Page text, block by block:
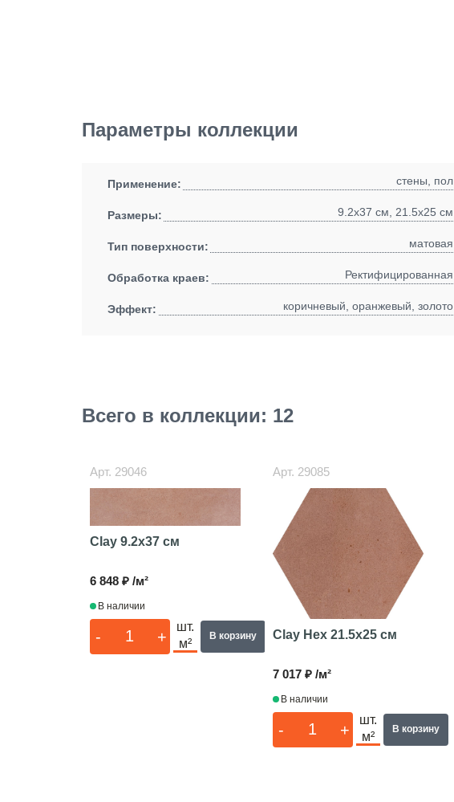
Параметры коллекции
Применение: стены, пол
Размеры: 9.2x37 см, 21.5x25 см
Тип поверхности: матовая
Обработка краев: Ректифицированная
Эффект: коричневый, оранжевый, золото
Всего в коллекции: 12
Арт. 29046
Clay 9.2x37 см
6 848 ₽ /м²
В наличии
- +
шт.
м²
В корзину
Арт. 29085
Clay Hex 21.5x25 см
7 017 ₽ /м²
В наличии
- +
шт.
м²
В корзину